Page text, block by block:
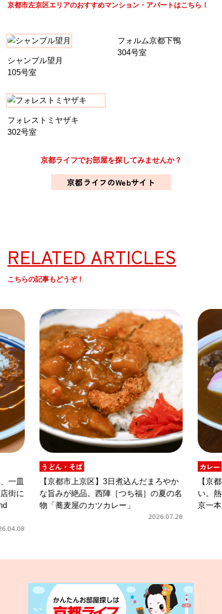
京都市左京区エリアのおすすめマンション・アパートはこちら！
シャンブル望月
105号室
フォルム京都下鴨
304号室
フォレストミヤザキ
302号室
京都ライフでお部屋を探してみませんか？
京都ライフのWebサイト
RELATED ARTICLES
こちらの記事もどうぞ！
都市上京区】3日煮込んだまろやか
みが絶品。西陣［つち福］の夏の名
蕎麦屋のカツカレー」
【京都市中京区】
い。熱々を頬張る
京一本店］のカレ